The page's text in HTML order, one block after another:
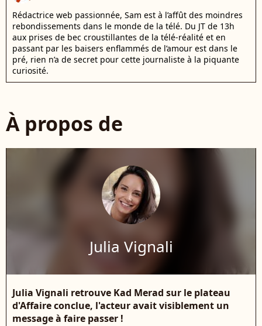
Rédactrice web passionnée, Sam est à l’affût des moindres
rebondissements dans le monde de la télé. Du JT de 13h
aux prises de bec croustillantes de la télé-réalité et en
passant par les baisers enflammés de l’amour est dans le
pré, rien n’a de secret pour cette journaliste à la piquante
curiosité.
À propos de
Julia Vignali
Julia Vignali retrouve Kad Merad sur le plateau
d'Affaire conclue, l'acteur avait visiblement un
message à faire passer !